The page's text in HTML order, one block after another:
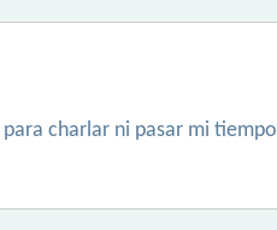
charlar ni pasar mi